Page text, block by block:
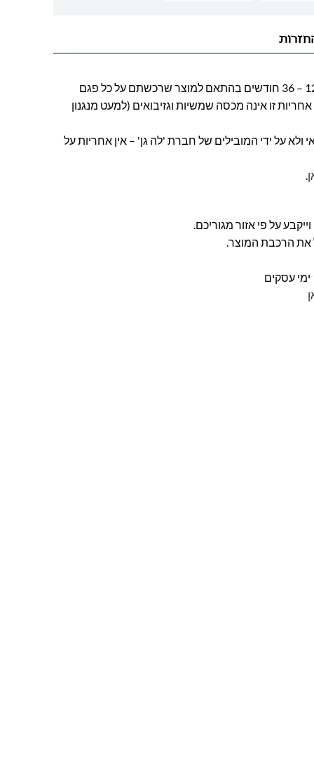
חברת לה גן מעניקה אחריות בין 12 – 36 חודשים בהתאם למוצר שרכשתם על כל פגם
זו אינה מכסה שמשיות וגזיבואים (למעט מנגנון
על ידי המובילים של חברת 'לה גן' – אין אחריות על
.
את הרכבת המוצר.